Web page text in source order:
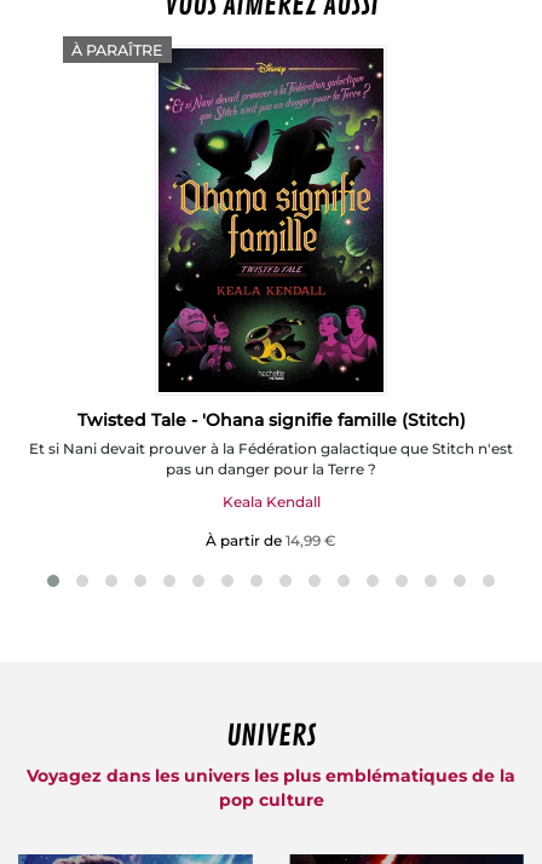
À PARAÎTRE
Twisted Tale - 'Ohana signifie famille (Stitch)
Et si Nani devait prouver à la Fédération galactique que Stitch n'est
pas un danger pour la Terre ?
Keala Kendall
À partir de 14,99 €
UNIVERS
Voyagez dans les univers les plus emblématiques de la
pop culture